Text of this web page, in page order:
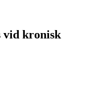
vid kronisk